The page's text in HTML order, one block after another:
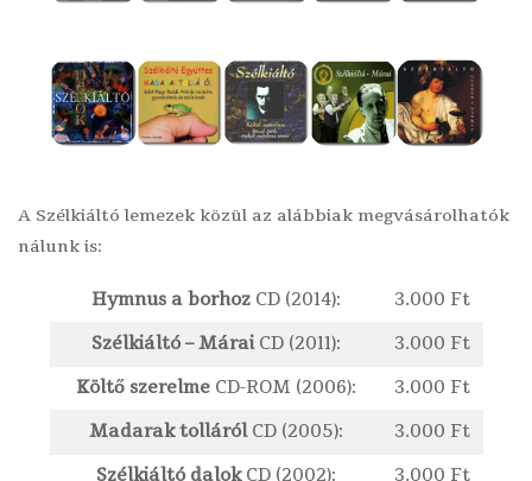
A Szélkiáltó lemezek közül az alábbiak megvásárolhatók
nálunk is:
Hymnus a borhozCD (2014):
3.000 Ft
Szélkiáltó – MáraiCD (2011):
3.000 Ft
Költő szerelmeCD-ROM (2006):
3.000 Ft
Madarak tollárólCD (2005):
3.000 Ft
Szélkiáltó dalokCD (2002):
3.000 Ft